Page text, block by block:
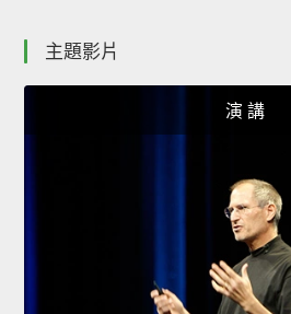
主題影片
演 講